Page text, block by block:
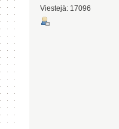
Viestejä: 17096